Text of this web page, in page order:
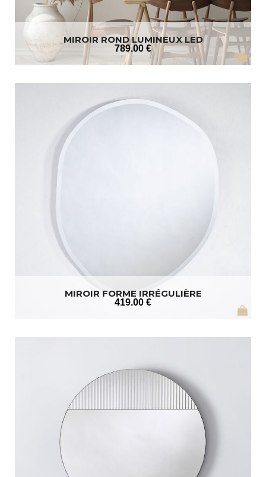
MIROIR ROND LUMINEUX LED
789.00 €
MIROIR FORME IRRÉGULIÈRE
419.00 €